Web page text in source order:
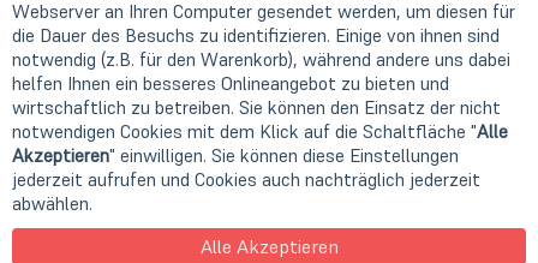
Hersteller
Apple
Bildschirmdiagonale
25,9cm10,2" Retina Display
Display Besonderheit
500nits, Apple Pencil Support (1.Generation)
Auflösung
2160 x 1620 Pixel
Webserver an Ihren Computer gesendet werden, um diesen für
die Dauer des Besuchs zu identifizieren. Einige von ihnen sind
notwendig (z.B. für den Warenkorb), während andere uns dabei
helfen Ihnen ein besseres Onlineangebot zu bieten und
wirtschaftlich zu betreiben. Sie können den Einsatz der nicht
notwendigen Cookies mit dem Klick auf die Schaltfläche "Alle
Akzeptieren" einwilligen. Sie können diese Einstellungen
jederzeit aufrufen und Cookies auch nachträglich jederzeit
abwählen.
Alle Akzeptieren